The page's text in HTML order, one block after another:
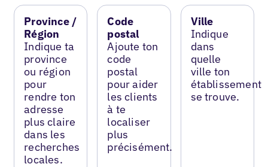
Province /
Région
Indique ta
province
ou région
pour
rendre ton
adresse
plus claire
dans les
recherches
locales.
Code
postal
Ajoute ton
code
postal
pour aider
les clients
à te
localiser
plus
précisément.
Ville
Indique
dans
quelle
ville ton
établissement
se trouve.